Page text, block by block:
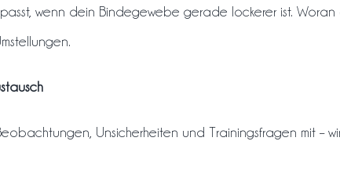
wenn dein Bindegewebe gerade lockerer ist.
Unsicherheiten und Trainingsfragen mit –